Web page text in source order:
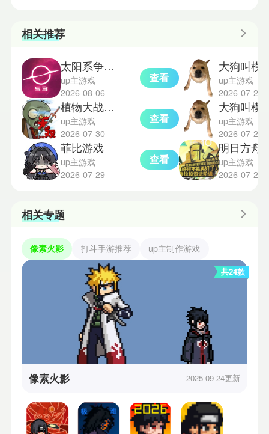
相关推荐
太阳系争夺战3汉化版
up主游戏
2026-08-06
查看
植物大战僵尸无双版0.2
up主游戏
2026-07-30
查看
菲比游戏
up主游戏
2026-07-29
查看
up主游戏
2026-07-29
up主游戏
2026-07-29
up主游戏
2026-07-27
相关专题
像素火影 打斗手游推荐 up主制作游戏
共24款
像素火影 2025-09-24更新